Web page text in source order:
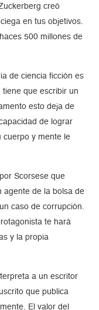
creó
en tus objetivos.
500 millones de
de ciencia ficción es
que escribir un
esto deja de
de lograr
cuerpo y mente le
Scorsese que
agente de la bolsa de
caso de corrupción.
te hará
y la propia
a un escritor
que publica
El valor del